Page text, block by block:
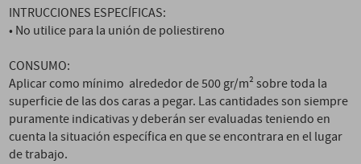
INTRUCCIONES ESPECÍFICAS:
• No utilice para la unión de poliestireno
CONSUMO:
Aplicar como mínimo alrededor de 500 gr/m² sobre toda la
superficie de las dos caras a pegar. Las cantidades son siempre
puramente indicativas y deberán ser evaluadas teniendo en
cuenta la situación específica en que se encontrara en el lugar
de trabajo.